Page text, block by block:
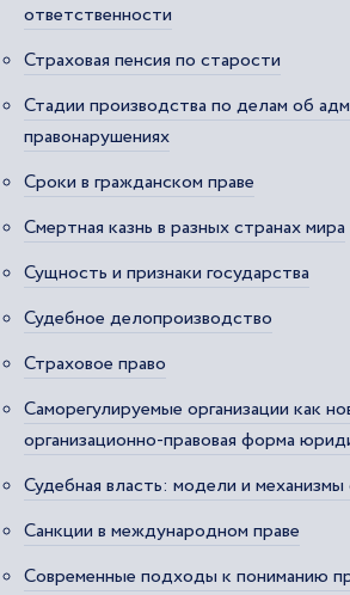
ответственности
Страховая пенсия по старости
Стадии производства по делам об
правонарушениях
Сроки в гражданском праве
Смертная казнь в разных странах мира
Сущность и признаки государства
Судебное делопроизводство
Страховое право
Саморегулируемые организации как
организационно-правовая форма
Судебная власть: модели и
Санкции в международном праве
Современные подходы к пониманию